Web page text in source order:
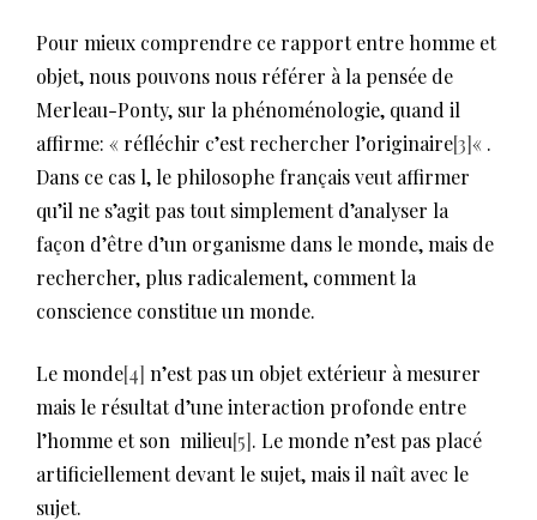
Pour mieux comprendre ce rapport entre homme et
objet, nous pouvons nous référer à la pensée de
Merleau-Ponty, sur la phénoménologie, quand il
affirme: « réfléchir c’est rechercher l’originaire[3]« .
Dans ce cas l, le philosophe français veut affirmer
qu’il ne s’agit pas tout simplement d’analyser la
façon d’être d’un organisme dans le monde, mais de
rechercher, plus radicalement, comment la
conscience constitue un monde.
Le monde[4] n’est pas un objet extérieur à mesurer
mais le résultat d’une interaction profonde entre
l’homme et son milieu[5]. Le monde n’est pas placé
artificiellement devant le sujet, mais il naît avec le
sujet.